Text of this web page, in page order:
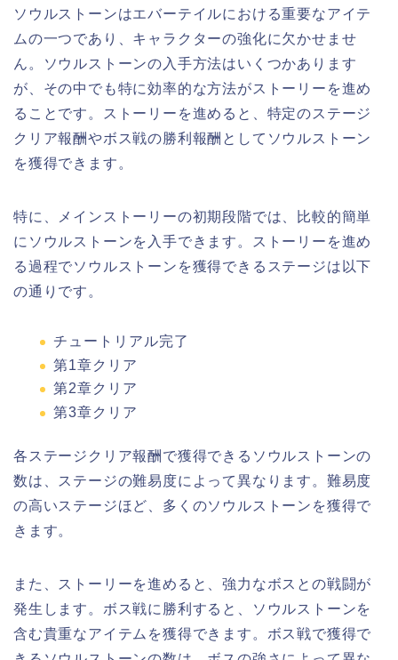
ソウルストーンはエバーテイルにおける重要なアイテ
ムの一つであり、キャラクターの強化に欠かせませ
ん。ソウルストーンの入手方法はいくつかあります
が、その中でも特に効率的な方法がストーリーを進め
ることです。ストーリーを進めると、特定のステージ
クリア報酬やボス戦の勝利報酬としてソウルストーン
を獲得できます。
特に、メインストーリーの初期段階では、比較的簡単
にソウルストーンを入手できます。ストーリーを進め
る過程でソウルストーンを獲得できるステージは以下
の通りです。
チュートリアル完了
第1章クリア
第2章クリア
第3章クリア
各ステージクリア報酬で獲得できるソウルストーンの
数は、ステージの難易度によって異なります。難易度
の高いステージほど、多くのソウルストーンを獲得で
きます。
また、ストーリーを進めると、強力なボスとの戦闘が
発生します。ボス戦に勝利すると、ソウルストーンを
含む貴重なアイテムを獲得できます。ボス戦で獲得で